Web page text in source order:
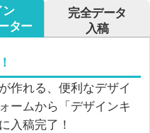
ン
ター
完全データ
入稿
作れる、便利なデザイ
ームから「デザインキ
入稿完了！